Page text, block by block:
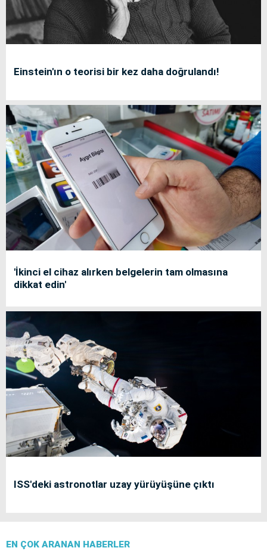
Einstein'ın o teorisi bir kez daha doğrulandı!
'İkinci el cihaz alırken belgelerin tam olmasına
dikkat edin'
ISS'deki astronotlar uzay yürüyüşüne çıktı
EN ÇOK ARANAN HABERLER